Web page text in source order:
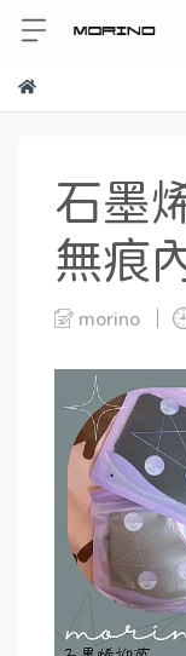
石墨
無痕
morino